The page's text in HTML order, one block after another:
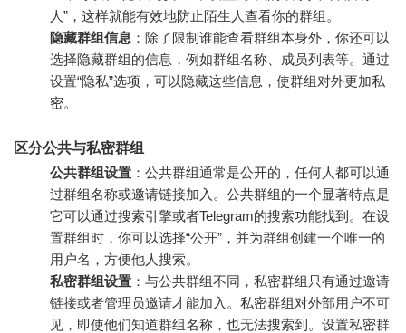
人”，这样就能有效地防止陌生人查看你的群组。
隐藏群组信息 ：除了限制谁能查看群组本身外，你还可以
选择隐藏群组的信息，例如群组名称、成员列表等。通过
设置“隐私”选项，可以隐藏这些信息，使群组对外更加私
密。
区分公共与私密群组
公共群组设置 ：公共群组通常是公开的，任何人都可以通
过群组名称或邀请链接加入。公共群组的一个显著特点是
它可以通过搜索引擎或者Telegram的搜索功能找到。在设
置群组时，你可以选择“公开”，并为群组创建一个唯一的
用户名，方便他人搜索。
私密群组设置 ：与公共群组不同，私密群组只有通过邀请
链接或者管理员邀请才能加入。私密群组对外部用户不可
见，即使他们知道群组名称，也无法搜索到。设置私密群